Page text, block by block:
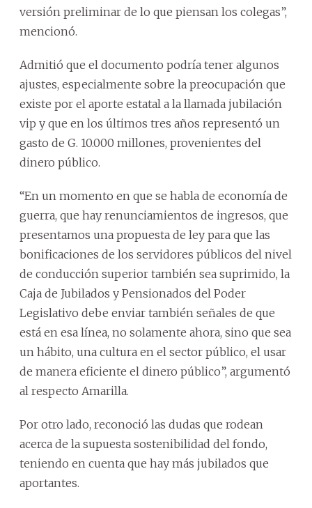
versión preliminar de lo que piensan los colegas”,
mencionó.
Admitió que el documento podría tener algunos
ajustes, especialmente sobre la preocupación que
existe por el aporte estatal a la llamada jubilación
vip y que en los últimos tres años representó un
gasto de G. 10.000 millones, provenientes del
dinero público.
“En un momento en que se habla de economía de
guerra, que hay renunciamientos de ingresos, que
presentamos una propuesta de ley para que las
bonificaciones de los servidores públicos del nivel
de conducción superior también sea suprimido, la
Caja de Jubilados y Pensionados del Poder
Legislativo debe enviar también señales de que
está en esa línea, no solamente ahora, sino que sea
un hábito, una cultura en el sector público, el usar
de manera eficiente el dinero público”, argumentó
al respecto Amarilla.
Por otro lado, reconoció las dudas que rodean
acerca de la supuesta sostenibilidad del fondo,
teniendo en cuenta que hay más jubilados que
aportantes.